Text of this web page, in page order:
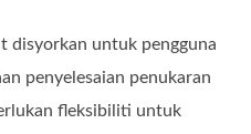
disyorkan untuk pengguna
penyelesaian penukaran
fleksibiliti untuk